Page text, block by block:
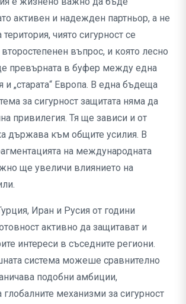
активен и надежден партньор, а не
чиято сигурност се
въпрос, и която лесно
превърната в буфер между една
и „старата“ Европа. В една бъдеща
за сигурност защитата няма да
привилегия. Тя ще зависи и от
държава към общите усилия. В
на международната
ще увеличи влиянието на
Иран и Русия от години
активно да защитават и
интереси в съседните региони.
система можеше сравнително
подобни амбиции,
глобалните механизми за сигурност